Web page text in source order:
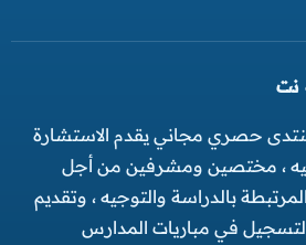
نت
حصري مجاني يقدم الاستشارة
، مختصين ومشرفين من أجل
بالدراسة والتوجيه ، وتقديم
في مباريات المدارس